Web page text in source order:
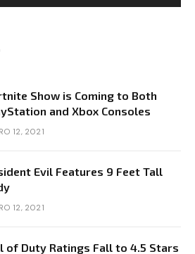
Show is Coming to Both
and Xbox Consoles
12, 2021
Evil Features 9 Feet Tall
12, 2021
of Duty Ratings Fall to 4.5 Stars